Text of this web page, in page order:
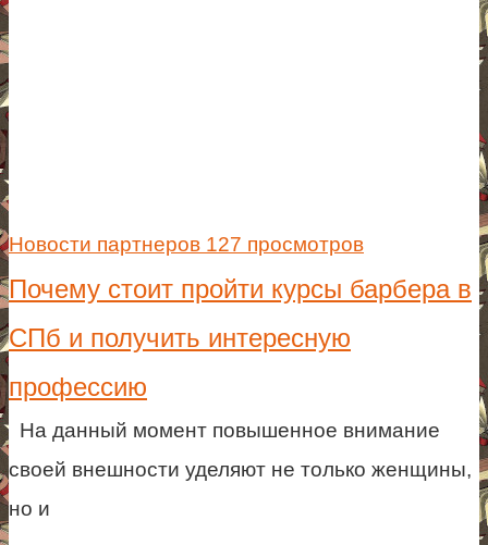
Новости партнеров 127 просмотров
Почему стоит пройти курсы барбера в
СПб и получить интересную
профессию
На данный момент повышенное внимание
своей внешности уделяют не только женщины,
но и